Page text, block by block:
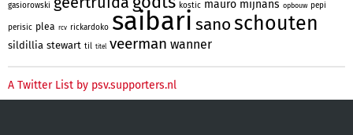
gasiorowski kostic mauro mijnans opbouw pepi
perisic plea rcv rickardoko saibari sanoschouten
sildillia stewart til titel veerman wanner
A Twitter List by psv.supporters.nl